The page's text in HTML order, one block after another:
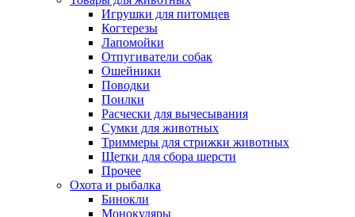
Игрушки для питомцев
Когтерезы
Лапомойки
Отпугиватели собак
Ошейники
Поводки
Поилки
Расчески для вычесывания
Сумки для животных
Триммеры для стрижки животных
Щетки для сбора шерсти
Прочее
Охота и рыбалка
Бинокли
Монокуляры